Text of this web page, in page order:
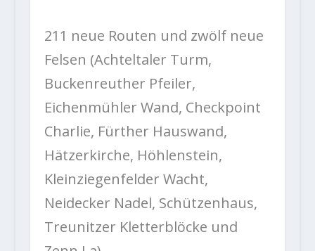
211 neue Routen und zwölf neue
Felsen (Achteltaler Turm,
Buckenreuther Pfeiler,
Eichenmühler Wand, Checkpoint
Charlie, Fürther Hauswand,
Hätzerkirche, Höhlenstein,
Kleinziegenfelder Wacht,
Neidecker Nadel, Schützenhaus,
Treunitzer Kletterblöcke und